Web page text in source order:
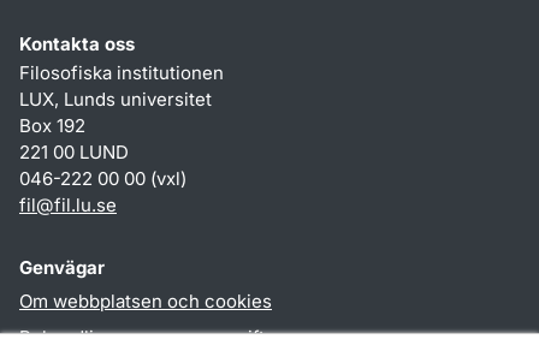
Kontakta oss
Filosofiska institutionen
LUX, Lunds universitet
Box 192
221 00 LUND
046-222 00 00 (vxl)
fil@fil.lu.se
Genvägar
Om webbplatsen och cookies
Behandling av personuppgifter